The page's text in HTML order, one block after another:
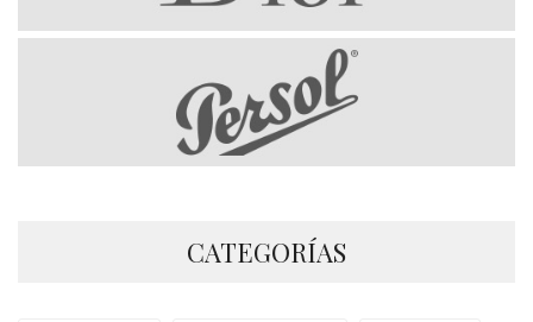
CATEGORÍAS